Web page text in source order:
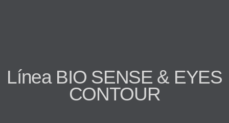
Línea BIO SENSE & EYES
CONTOUR